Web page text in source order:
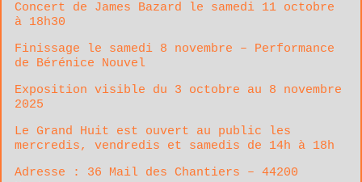
Concert de James Bazard le samedi 11 octobre
à 18h30
Finissage le samedi 8 novembre – Performance
de Bérénice Nouvel
Exposition visible du 3 octobre au 8 novembre
2025
Le Grand Huit est ouvert au public les
mercredis, vendredis et samedis de 14h à 18h
Adresse : 36 Mail des Chantiers – 44200